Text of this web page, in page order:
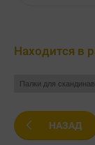
Находится в
Палки для
НАЗАД